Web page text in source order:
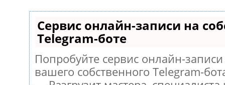
Сервис онлайн-записи на
Telegram-боте
Попробуйте сервис онлайн-
вашего собственного Telegram-